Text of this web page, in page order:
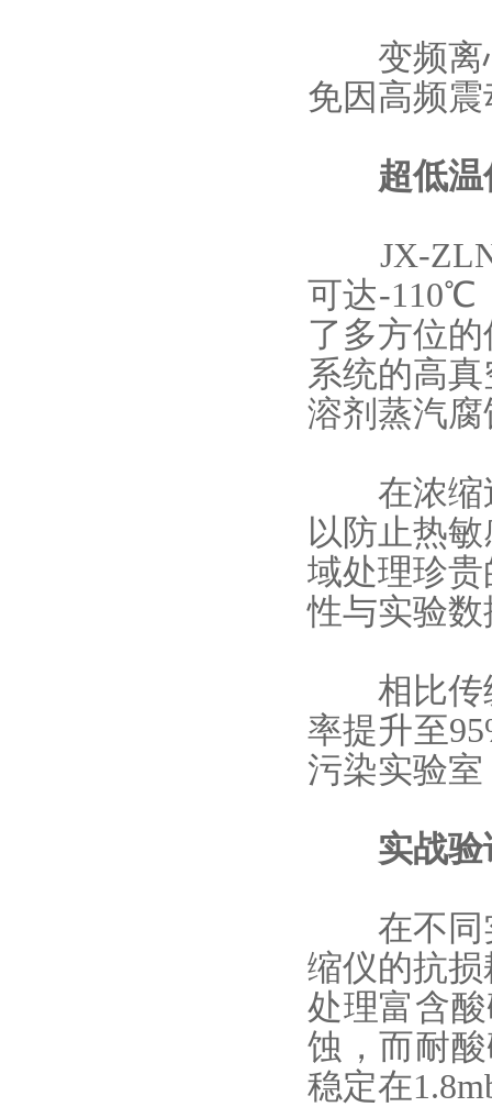
变频离心
免因高频
超低温
JX-ZLN-
可达-110℃
了多方位
系统的高
溶剂蒸汽腐
在浓缩过
以防止热
域处理珍
性与实验
相比传统
率提升至
污染实验
实战验证
在不同实
缩仪的抗
处理富含
蚀，而耐
稳定在